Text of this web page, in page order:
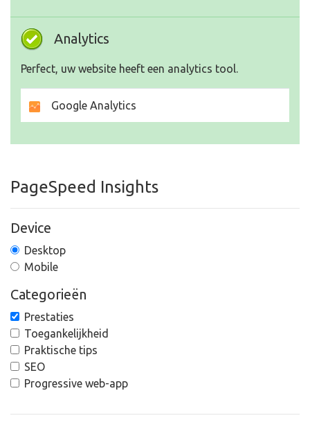
Analytics
Perfect, uw website heeft een analytics tool.
Google Analytics
PageSpeed Insights
Device
Desktop
Mobile
Categorieën
Prestaties
Toegankelijkheid
Praktische tips
SEO
Progressive web-app